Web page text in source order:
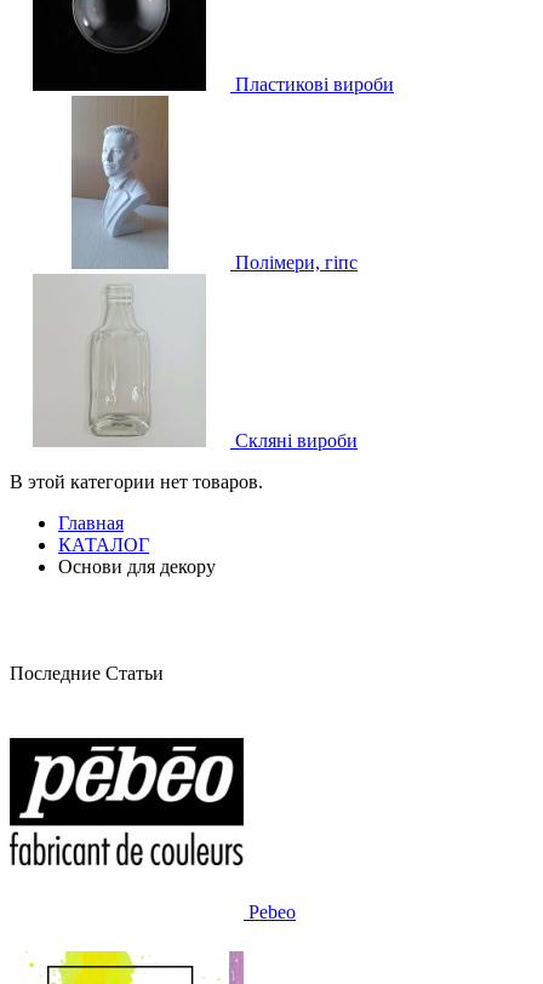
Пластикові вироби
Полімери, гіпс
Скляні вироби
В этой категории нет товаров.
Главная
КАТАЛОГ
Основи для декору
Последние Статьи
Pebeo